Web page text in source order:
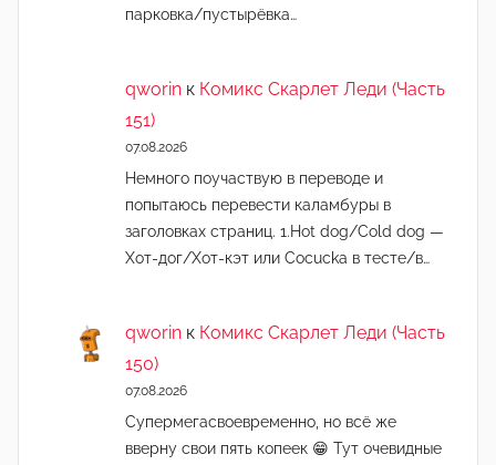
парковка/пустырёвка…
qworin к Комикс Скарлет Леди (Часть
151)
07.08.2026
Немного поучаствую в переводе и
попытаюсь перевести каламбуры в
заголовках страниц. 1.Hot dog/Cold dog —
Хот-дог/Хот-кэт или Cocucka в тесте/в…
qworin к Комикс Скарлет Леди (Часть
150)
07.08.2026
Супермегасвоевременно, но всё же
вверну свои пять копеек 😁 Тут очевидные